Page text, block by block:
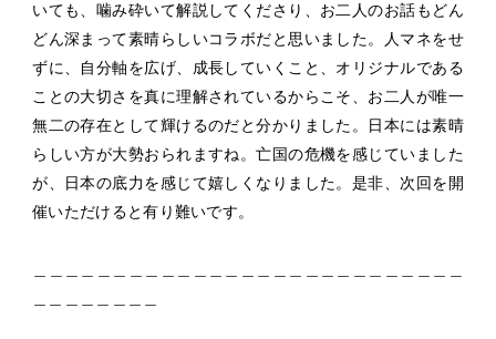
いても、噛み砕いて解説してくださり、お二人のお話もどん
どん深まって素晴らしいコラボだと思いました。人マネをせ
ずに、自分軸を広げ、成長していくこと、オリジナルである
ことの大切さを真に理解されているからこそ、お二人が唯一
無二の存在として輝けるのだと分かりました。日本には素晴
らしい方が大勢おられますね。亡国の危機を感じていました
が、日本の底力を感じて嬉しくなりました。是非、次回を開
催いただけると有り難いです。